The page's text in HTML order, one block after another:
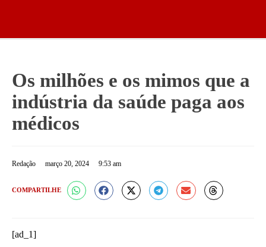
Os milhões e os mimos que a
indústria da saúde paga aos
médicos
Redação março 20, 2024 9:53 am
COMPARTILHE
[ad_1]